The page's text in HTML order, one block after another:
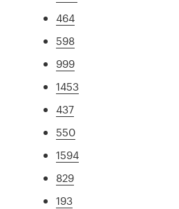
464
598
999
1453
437
550
1594
829
193